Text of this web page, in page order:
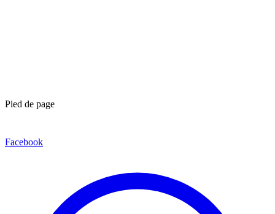
Pied de page
Facebook